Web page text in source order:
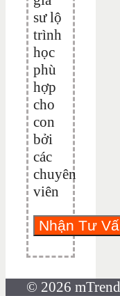
sư lộ
trình
học
phù
hợp
cho
con
bởi
các
chuyên
viên
© 2026 mTrend